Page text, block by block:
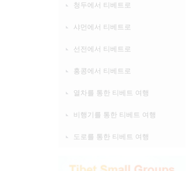
청두에서 티베트로
샤먼에서 티베트로
선전에서 티베트로
홍콩에서 티베트로
열차를 통한 티베트 여행
비행기를 통한 티베트 여행
도로를 통한 티베트 여행